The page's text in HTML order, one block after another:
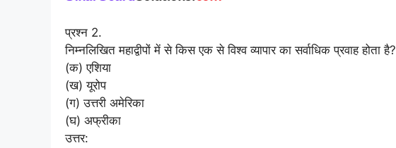
प्रश्न 2.
निम्नलिखित महाद्वीपों में से किस एक से विश्व व्यापार का सर्वाधिक प्रवाह होता है?
(क) एशिया
(ख) यूरोप
(ग) उत्तरी अमेरिका
(घ) अफ्रीका
उत्तर: